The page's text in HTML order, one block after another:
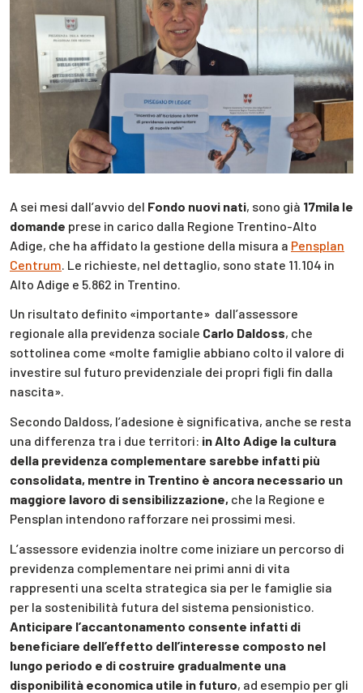
A sei mesi dall’avvio del Fondo nuovi nati, sono già 17mila le
domande prese in carico dalla Regione Trentino-Alto
Adige, che ha affidato la gestione della misura a Pensplan
Centrum . Le richieste, nel dettaglio, sono state 11.104 in
Alto Adige e 5.862 in Trentino.
Un risultato definito «importante» dall’assessore
regionale alla previdenza sociale Carlo Daldoss, che
sottolinea come «molte famiglie abbiano colto il valore di
investire sul futuro previdenziale dei propri figli fin dalla
nascita».
Secondo Daldoss, l’adesione è significativa, anche se resta
una differenza tra i due territori: in Alto Adige la cultura
della previdenza complementare sarebbe infatti più
consolidata, mentre in Trentino è ancora necessario un
maggiore lavoro di sensibilizzazione, che la Regione e
Pensplan intendono rafforzare nei prossimi mesi.
L’assessore evidenzia inoltre come iniziare un percorso di
previdenza complementare nei primi anni di vita
rappresenti una scelta strategica sia per le famiglie sia
per la sostenibilità futura del sistema pensionistico.
Anticipare l’accantonamento consente infatti di
beneficiare dell’effetto dell’interesse composto nel
lungo periodo e di costruire gradualmente una
disponibilità economica utile in futuro, ad esempio per gli